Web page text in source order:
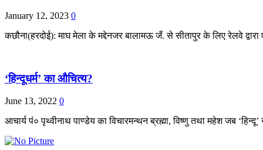
January 12, 2023 0
कछौना(हरदोई): माघ मेला के मद्देनजर बालामऊ जँ. से सीतापुर के लिए रेलवे
‘हिन्दूधर्म’ का औचित्य?
June 13, 2022 0
आचार्य पं० पृथ्वीनाथ पाण्डेय का विचारमन्थन ब्रह्मा, विष्णु तथा महेश जब